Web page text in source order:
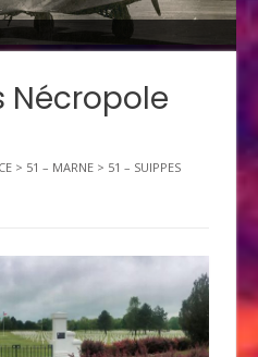
Nécropole
> 51 – MARNE > 51 – SUIPPES